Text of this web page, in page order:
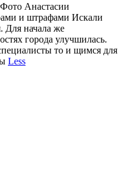
Анастасии
и штрафами Искали
Для начала же
города улучшилась.
то и щимся для
Less